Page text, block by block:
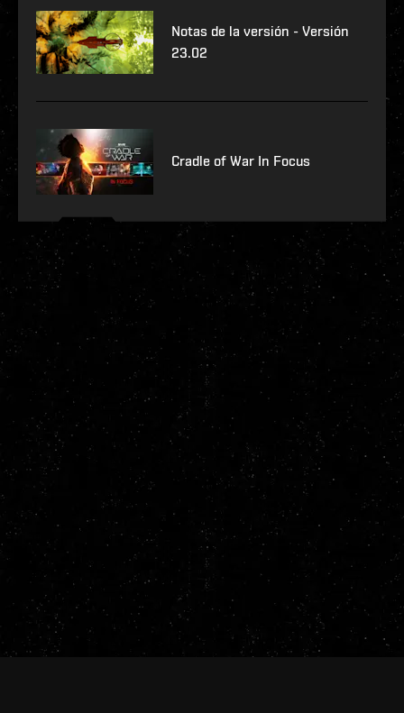
Notas de la versión - Versión
23.02
Cradle of War In Focus